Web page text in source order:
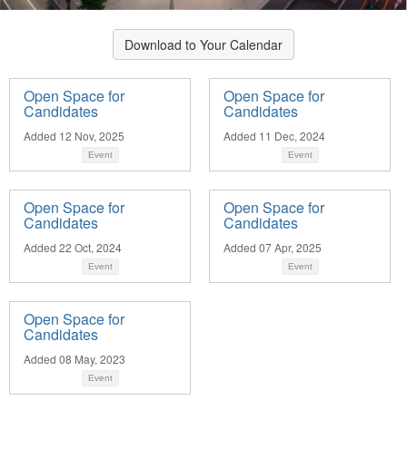
Download to Your Calendar
Open Space for
Candidates
Added 12 Nov, 2025
Event
Open Space for
Candidates
Added 11 Dec, 2024
Event
Open Space for
Candidates
Added 22 Oct, 2024
Event
Open Space for
Candidates
Added 07 Apr, 2025
Event
Open Space for
Candidates
Added 08 May, 2023
Event